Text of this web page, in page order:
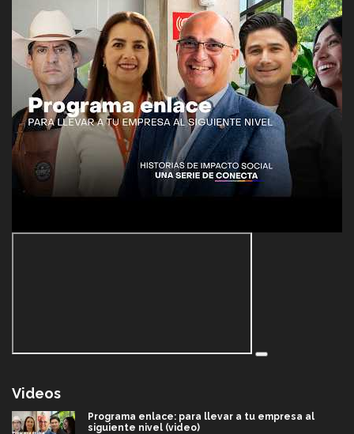
Videos
Programa enlace: para llevar a tu empresa al
siguiente nivel (video)